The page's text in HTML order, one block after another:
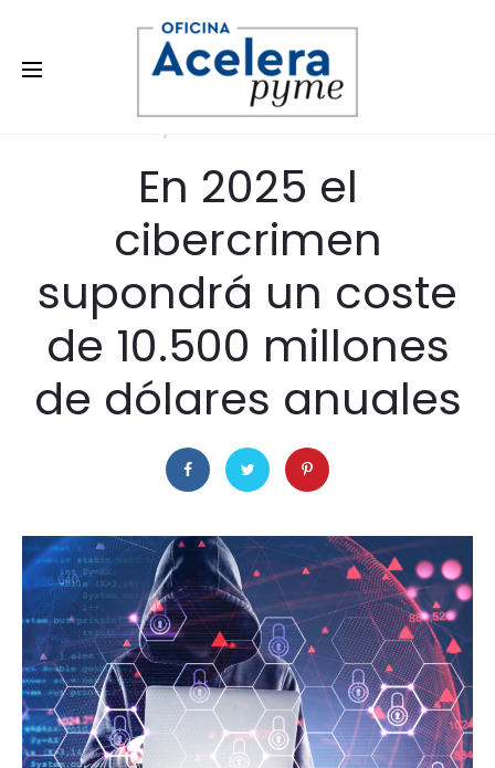
En 2025 el
cibercrimen
supondrá un coste
de 10.500 millones
de dólares anuales